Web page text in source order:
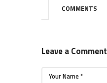
COMMENTS
Leave a Comment